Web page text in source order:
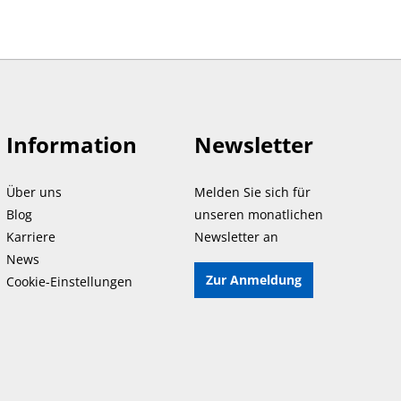
Information
Über uns
Blog
Karriere
News
Cookie-Einstellungen
Newsletter
Melden Sie sich für
unseren monatlichen
Newsletter an
Zur Anmeldung